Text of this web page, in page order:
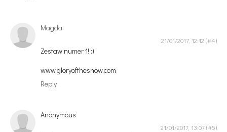
Magda
21/01/2017, 12:12
Zestaw numer 1! :)
www.gloryofthesnow.com
Reply
Anonymous
21/01/2017, 13:07